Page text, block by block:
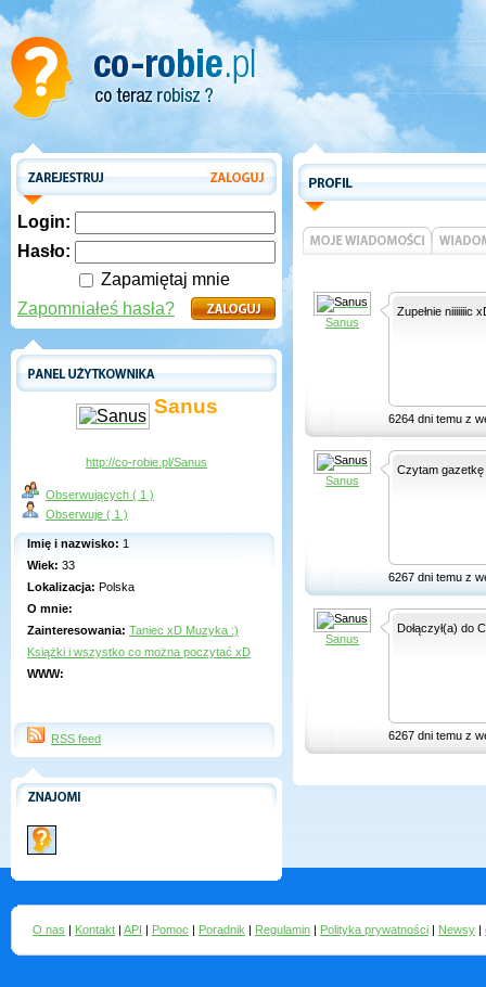
Login:
Hasło:
Zapamiętaj mnie
Zapomniałeś hasła?
Sanus
http://co-robie.pl/Sanus
Obserwujących ( 1 )
Obserwuje ( 1 )
Imię i nazwisko: 1
Wiek: 33
Lokalizacja: Polska
O mnie:
Zainteresowania: Taniec xD Muzyka :)
Książki i wszystko co można poczytać xD
WWW:
RSS feed
Sanus
Zupełnie niiiiiiic
6264 dni temu z
Sanus
Czytam gazetkę
6267 dni temu z
Sanus
Dołączył(a) do
6267 dni temu z
O nas | Kontakt | API | Pomoc | Poradnik | Regulamin | Polityka prywatności | Newsy |